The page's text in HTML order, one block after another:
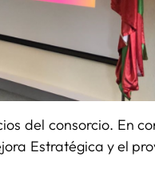
del consorcio. En
Estratégica y el